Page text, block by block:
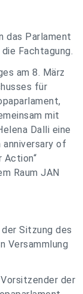
das Parlament
Fachtagung.
am 8. März
für
mit
Dalli eine
anniversary of
Action“
Raum JAN
Sitzung des
Versammlung
der